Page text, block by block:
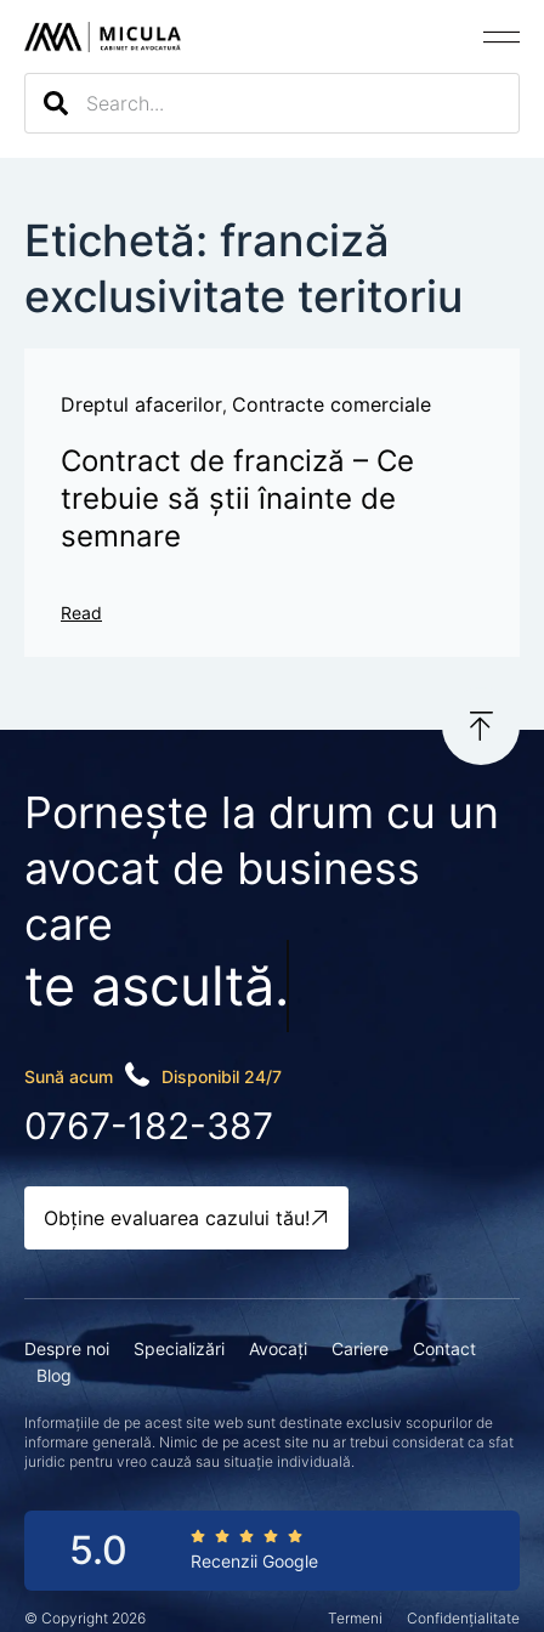
Etichetă: franciză
exclusivitate teritoriu
Dreptul afacerilor, Contracte comerciale
Contract de franciză – Ce
trebuie să știi înainte de
semnare
Read
© Copyright 2026 Termeni Confidențialitate
Pornește la drum cu un
avocat de business
care
te ascultă.
Sună acum Disponibil 24/7
0767-182-387
Obține evaluarea cazului tău!
Despre noi Specializări Avocați Cariere
Contact
Blog
Informațiile de pe acest site web sunt destinate exclusiv scopurilor de
informare generală. Nimic de pe acest site nu ar trebui considerat ca sfat
juridic pentru vreo cauză sau situație individuală.
5.0 Recenzii Google